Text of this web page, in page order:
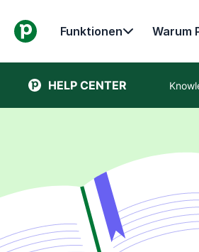
Funktionen Warum
HELP CENTER